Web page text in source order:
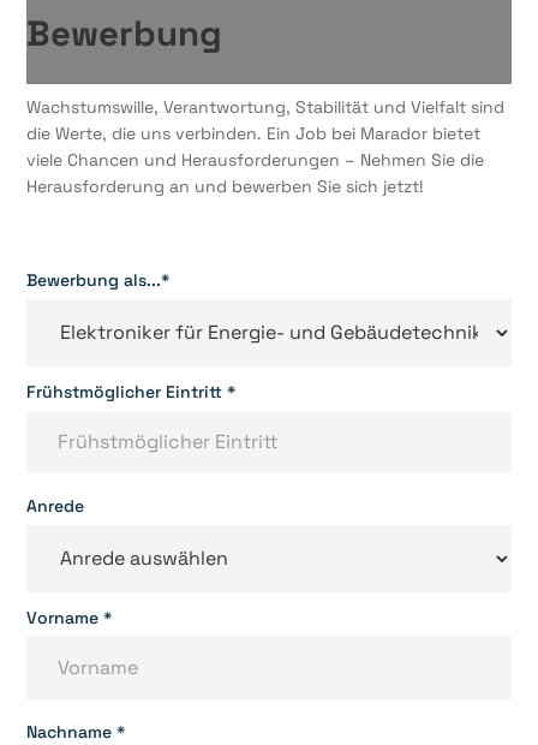
Bewerbung
Wachstumswille, Verantwortung, Stabilität und Vielfalt sind
die Werte, die uns verbinden. Ein Job bei Marador bietet
viele Chancen und Herausforderungen – Nehmen Sie die
Herausforderung an und bewerben Sie sich jetzt!
Bewerbung als...*
Frühstmöglicher Eintritt *
Anrede
Vorname *
Nachname *